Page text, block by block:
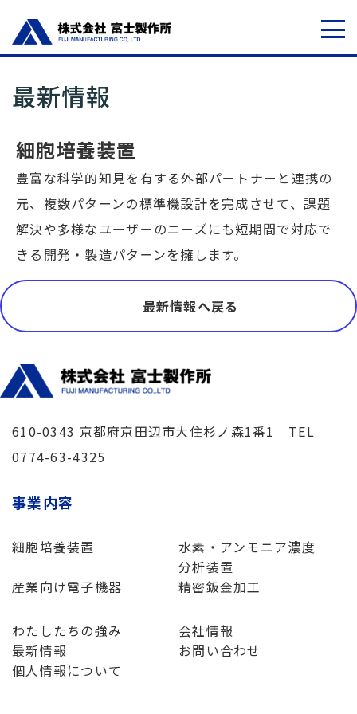
最新情報
細胞培養装置
豊富な科学的知見を有する外部パートナーと連携の
元、複数パターンの標準機設計を完成させて、課題
解決や多様なユーザーのニーズにも短期間で対応で
きる開発・製造パターンを擁します。
最新情報へ戻る
610-0343 京都府京田辺市大住杉ノ森1番1 TEL
0774-63-4325
事業内容
細胞培養装置
水素・アンモニア濃度
分析装置
産業向け電子機器
精密鈑金加工
わたしたちの強み
会社情報
最新情報
お問い合わせ
個人情報について